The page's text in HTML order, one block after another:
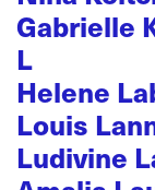
Gabrielle
L
Helene
Louis
Ludivine